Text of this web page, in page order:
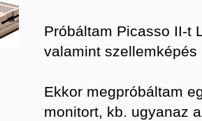
Próbáltam Picasso II-t
valamint
Ekkor megpróbáltam
monitort, kb. ugyanaz